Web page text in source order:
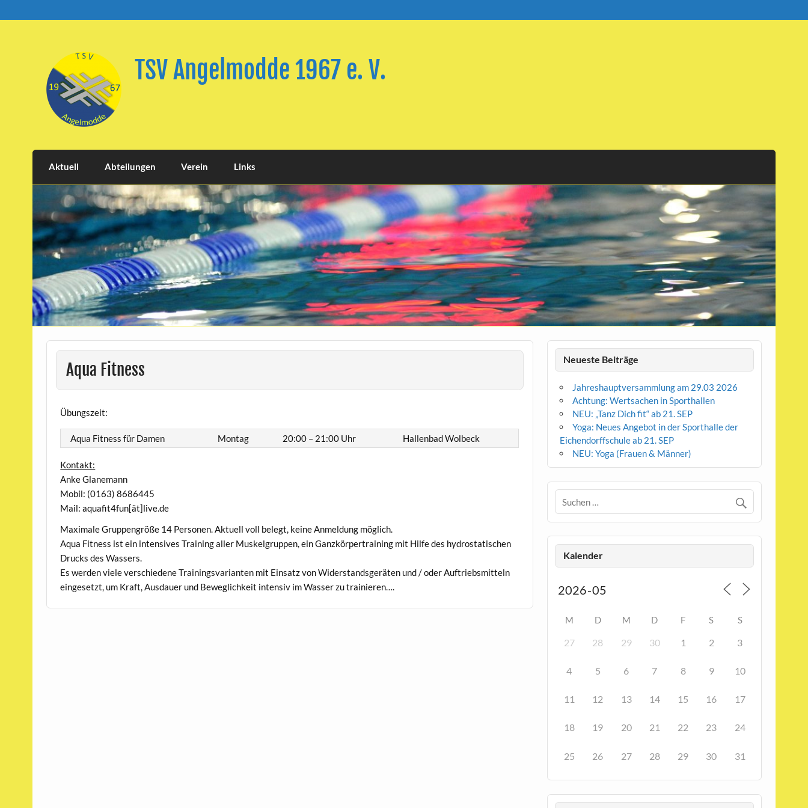
content
TSV Angelmodde 1967 e. V.
Aktuell Abteilungen Verein Links
Aqua Fitness
Übungszeit:
Aqua Fitness für Damen Montag 20:00 – 21:00 Uhr Hallenbad Wolbeck
Kontakt:
Anke Glanemann
Mobil: (0163) 8686445
Mail: aquafit4fun[ät]live.de
Maximale Gruppengröße 14 Personen. Aktuell voll belegt, keine Anmeldung möglich.
Aqua Fitness ist ein intensives Training aller Muskelgruppen, ein Ganzkörpertraining mit Hilfe des hydrostatischen
Drucks des Wassers.
Es werden viele verschiedene Trainingsvarianten mit Einsatz von Widerstandsgeräten und / oder Auftriebsmitteln
eingesetzt, um Kraft, Ausdauer und Beweglichkeit intensiv im Wasser zu trainieren….
Neueste Beiträge
Jahreshauptversammlung am 29.03 2026
Achtung: Wertsachen in Sporthallen
NEU: „Tanz Dich fit“ ab 21. SEP
Yoga: Neues Angebot in der Sporthalle der
Eichendorffschule ab 21. SEP
NEU: Yoga (Frauen & Männer)
Kalender
M D M D F S S
27 28 29 30 1 2 3
4 5 6 7 8 9 10
11 12 13 14 15 16 17
18 19 20 21 22 23 24
25 26 27 28 29 30 31